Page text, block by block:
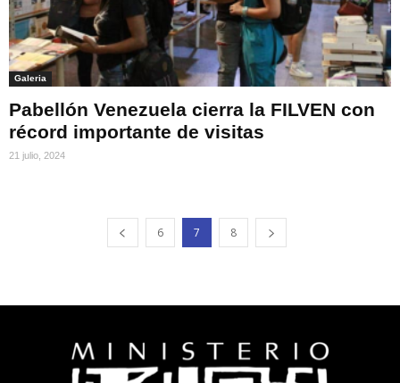
Galeria
Pabellón Venezuela cierra la FILVEN con
récord importante de visitas
21 julio, 2024
6 7 8